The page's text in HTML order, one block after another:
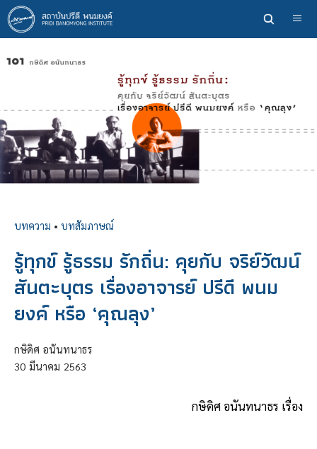
ข้าม
ไป
ยัง
เนื้อหา
บทความ • บทสัมภาษณ์
รู้ทุกข์ รู้ธรรม รักถิ่น: คุยกับ จริย์วัฒน์
สันตะบุตร เรื่องอาจารย์ ปรีดี พนม
ยงค์ หรือ ‘คุณลุง’
กษิดิศ อนันทนาธร
30 มีนาคม 2563
กษิดิศ อนันทนาธร เรื่อง